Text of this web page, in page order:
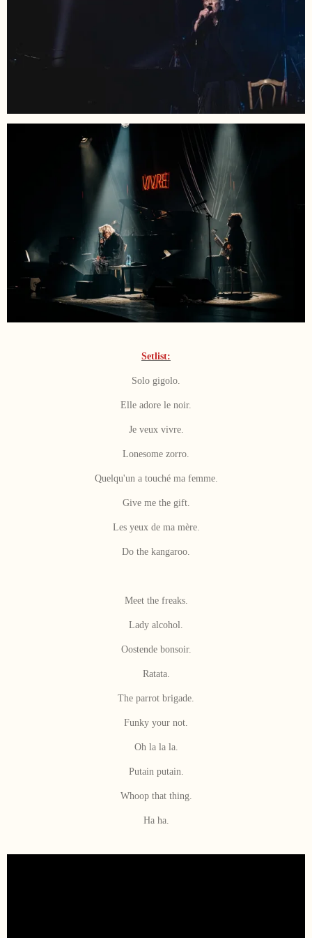
Setlist:
Solo gigolo.
Elle adore le noir.
Je veux vivre.
Lonesome zorro.
Quelqu'un a touché ma femme.
Give me the gift.
Les yeux de ma mère.
Do the kangaroo.
Meet the freaks.
Lady alcohol.
Oostende bonsoir.
Ratata.
The parrot brigade.
Funky your not.
Oh la la la.
Putain putain.
Whoop that thing.
Ha ha.